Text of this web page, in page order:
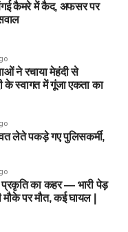
कैमरे में कैद, अफसर पर
ने रचाया मेहंदी से
के स्वागत में गूंजा एकता का
लेते पकड़े गए पुलिसकर्मी,
का कहर — भारी पेड़
पर मौत, कई घायल |